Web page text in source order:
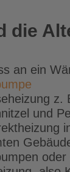
die
an ein
z.
und
oder